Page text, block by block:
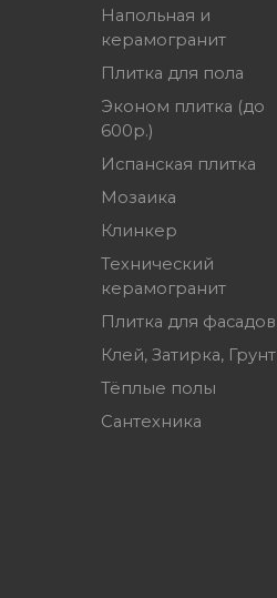
Напольная и
керамогранит
Плитка для пола
Эконом плитка (до
600р.)
Испанская плитка
Мозаика
Клинкер
Технический
керамогранит
Плитка для фасадов
Клей, Затирка, Грунт
Тёплые полы
Сантехника